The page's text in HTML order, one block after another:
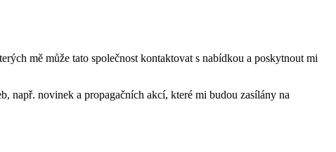
mě může tato společnost kontaktovat s nabídkou a poskytnout mi
např. novinek a propagačních akcí, které mi budou zasílány na